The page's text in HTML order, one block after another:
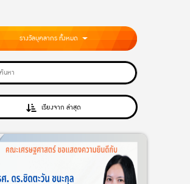
รางวัลบุคลากร ทั้งหมด
เรียงจาก ล่าสุด